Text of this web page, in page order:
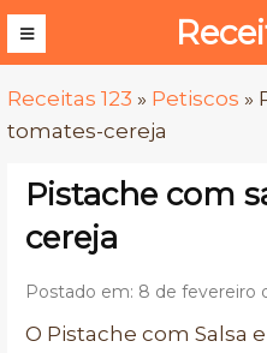
Receitas 123 » Petiscos »
tomates-cereja
Pistache com
cereja
Postado em: 8 de fevereiro
O Pistache com Salsa